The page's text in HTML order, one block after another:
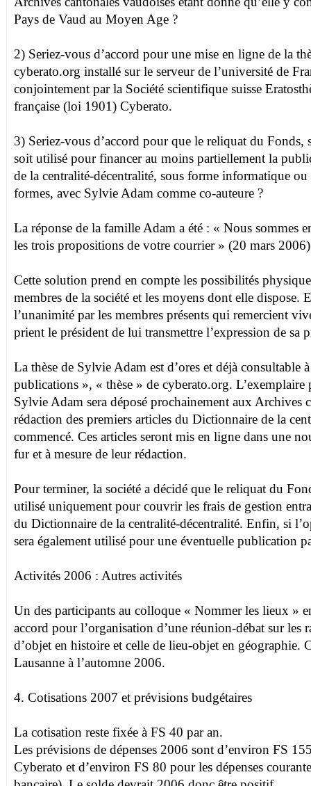
Pays de Vaud au Moyen Age ?
2) Seriez-vous d’accord pour une mise en ligne de la
cyberato.org installé sur le serveur de l’université de
conjointement par la Société scientifique suisse
française (loi 1901) Cyberato.
3) Seriez-vous d’accord pour que le reliquat du
soit utilisé pour financer au moins partiellement la
de la centralité-décentralité, sous forme informatique
formes, avec Sylvie Adam comme co-auteure ?
La réponse de la famille Adam a été : « Nous sommes
les trois propositions de votre courrier » (20 mars
Cette solution prend en compte les possibilités
membres de la société et les moyens dont elle dispose.
l’unanimité par les membres présents qui remercient
prient le président de lui transmettre l’expression de sa
La thèse de Sylvie Adam est d’ores et déjà consultable
publications », « thèse » de cyberato.org. L’exemplaire
Sylvie Adam sera déposé prochainement aux Archives
rédaction des premiers articles du Dictionnaire de la
commencé. Ces articles seront mis en ligne dans une
fur et à mesure de leur rédaction.
Pour terminer, la société a décidé que le reliquat du
utilisé uniquement pour couvrir les frais de gestion
du Dictionnaire de la centralité-décentralité. Enfin, si
sera également utilisé pour une éventuelle publication
Activités 2006 : Autres activités
Un des participants au colloque « Nommer les lieux »
accord pour l’organisation d’une réunion-débat sur les
d’objet en histoire et celle de lieu-objet en géographie.
Lausanne à l’automne 2006.
4. Cotisations 2007 et prévisions budgétaires
La cotisation reste fixée à FS 40 par an.
Les prévisions de dépenses 2006 sont d’environ FS
Cyberato et d’environ FS 80 pour les dépenses